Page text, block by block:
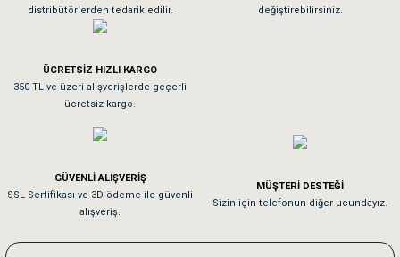
Tavşanım kafesinin kalitesine ve paketlemesine bayıldım
Sa**** On******
Kedilerim beğeniyorlar. Memnunuz. Uygun fiyatta olması iyi.
Me***** Ya******
distribütörlerden tedarik edilir.
değiştirebilirsiniz.
ÜCRETSİZ HIZLI KARGO
350 TL ve üzeri alışverişlerde geçerli
ücretsiz kargo.
GÜVENLİ ALIŞVERİŞ
SSL Sertifikası ve 3D ödeme ile güvenli
alışveriş.
MÜŞTERİ DESTEĞİ
Sizin için telefonun diğer ucundayız.